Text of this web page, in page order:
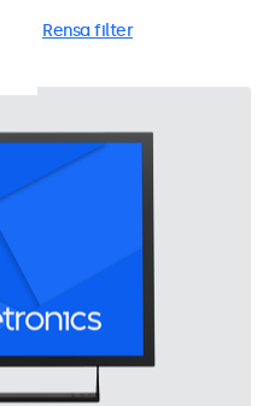
Rensa filter